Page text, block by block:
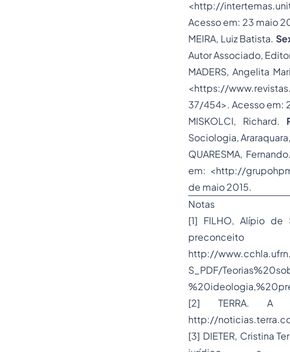
<http://
Acesso em: 23 maio
MEIRA, Luiz Batista.
Autor Associado,
MADERS, Angelita
<https://
37/454>. Acesso em:
MISKOLCI, Richard.
Sociologia,
QUARESMA, Fernando.
em: <http://
de maio 2015.
Notas
[1] FILHO, Alípio de
http://
S_PDF/
[2] TERRA. A
http://
[3] DIETER, Cristina